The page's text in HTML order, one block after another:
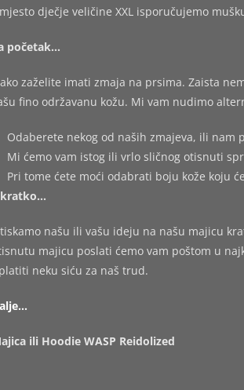
dječje veličine XXL isporučujemo
početak…
zaželite imati zmaja na prsima. Zaista
fino održavanu kožu. Mi vam nudimo
Odaberete nekog od naših zmajeva, ili nam
Mi ćemo vam istog ili vrlo sličnog otisnuti
Pri tome ćete moći odabrati boju kože koju
našu ili vašu ideju na našu majicu
majicu poslati ćemo vam poštom u
neku siću za naš trud.
ili Hoodie WASP Reidolized